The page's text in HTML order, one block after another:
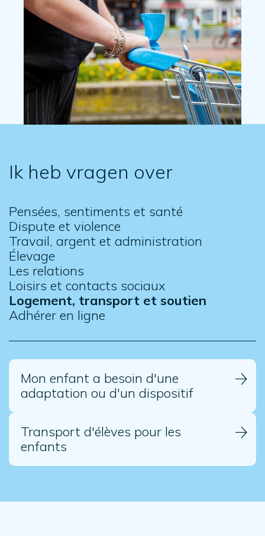
Ik heb vragen over
Pensées, sentiments et santé
Dispute et violence
Travail, argent et administration
Élevage
Les relations
Loisirs et contacts sociaux
Logement, transport et soutien
Adhérer en ligne
Mon enfant a besoin d'une
adaptation ou d'un dispositif
Transport d'élèves pour les
enfants